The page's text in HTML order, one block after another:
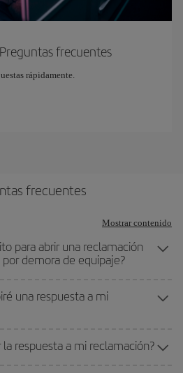
frecuentes
rápidamente.
frecuentes
Mostrar contenido
para abrir una reclamación
demora de equipaje?
una respuesta a mi
respuesta a mi reclamación?